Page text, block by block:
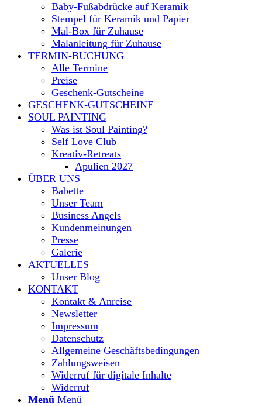
Baby-Fußabdrücke auf Keramik
Stempel für Keramik und Papier
Mal-Box für Zuhause
Malanleitung für Zuhause
TERMIN-BUCHUNG
Alle Termine
Preise
Geschenk-Gutscheine
GESCHENK-GUTSCHEINE
SOUL PAINTING
Was ist Soul Painting?
Self Love Club
Kreativ-Retreats
Apulien 2027
ÜBER UNS
Babette
Unser Team
Business Angels
Kundenmeinungen
Presse
Galerie
AKTUELLES
Unser Blog
KONTAKT
Kontakt & Anreise
Newsletter
Impressum
Datenschutz
Allgemeine Geschäftsbedingungen
Zahlungsweisen
Widerruf für digitale Inhalte
Widerruf
Menü Menü